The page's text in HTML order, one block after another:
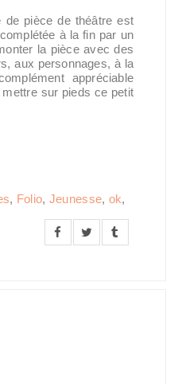
de pièce de théâtre est
à la fin par un
la pièce avec des
aux personnages, à la
appréciable
sur pieds ce petit
, Folio, Jeunesse, ok,